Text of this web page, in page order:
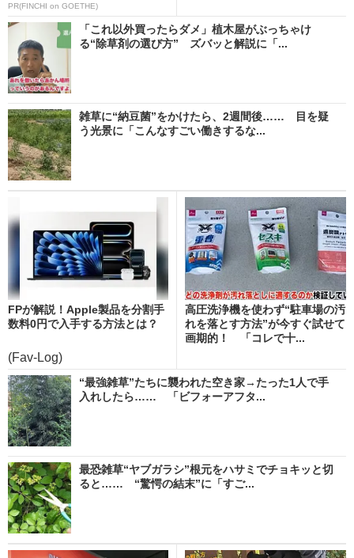
PR(FINCHI on GOETHE)
「これ以外買ったらダメ」植木屋がぶっちゃけ
る“除草剤の選び方” ズバッと解説に「...
雑草に“納豆菌”をかけたら、2週間後…… 目を疑
う光景に「こんなすごい働きするな...
FPが解説！Apple製品を分割手
数料0円で入手する方法とは？
(Fav-Log)
高圧洗浄機を使わず“駐車場の汚
れを落とす方法”が今すぐ試せて
画期的！ 「コレで十...
“最強雑草”たちに襲われた空き家→たった1人で手
入れしたら…… 「ビフォーアフタ...
最恐雑草“ヤブガラシ”根元をハサミでチョキッと切
ると…… “驚愕の結末”に「すご...